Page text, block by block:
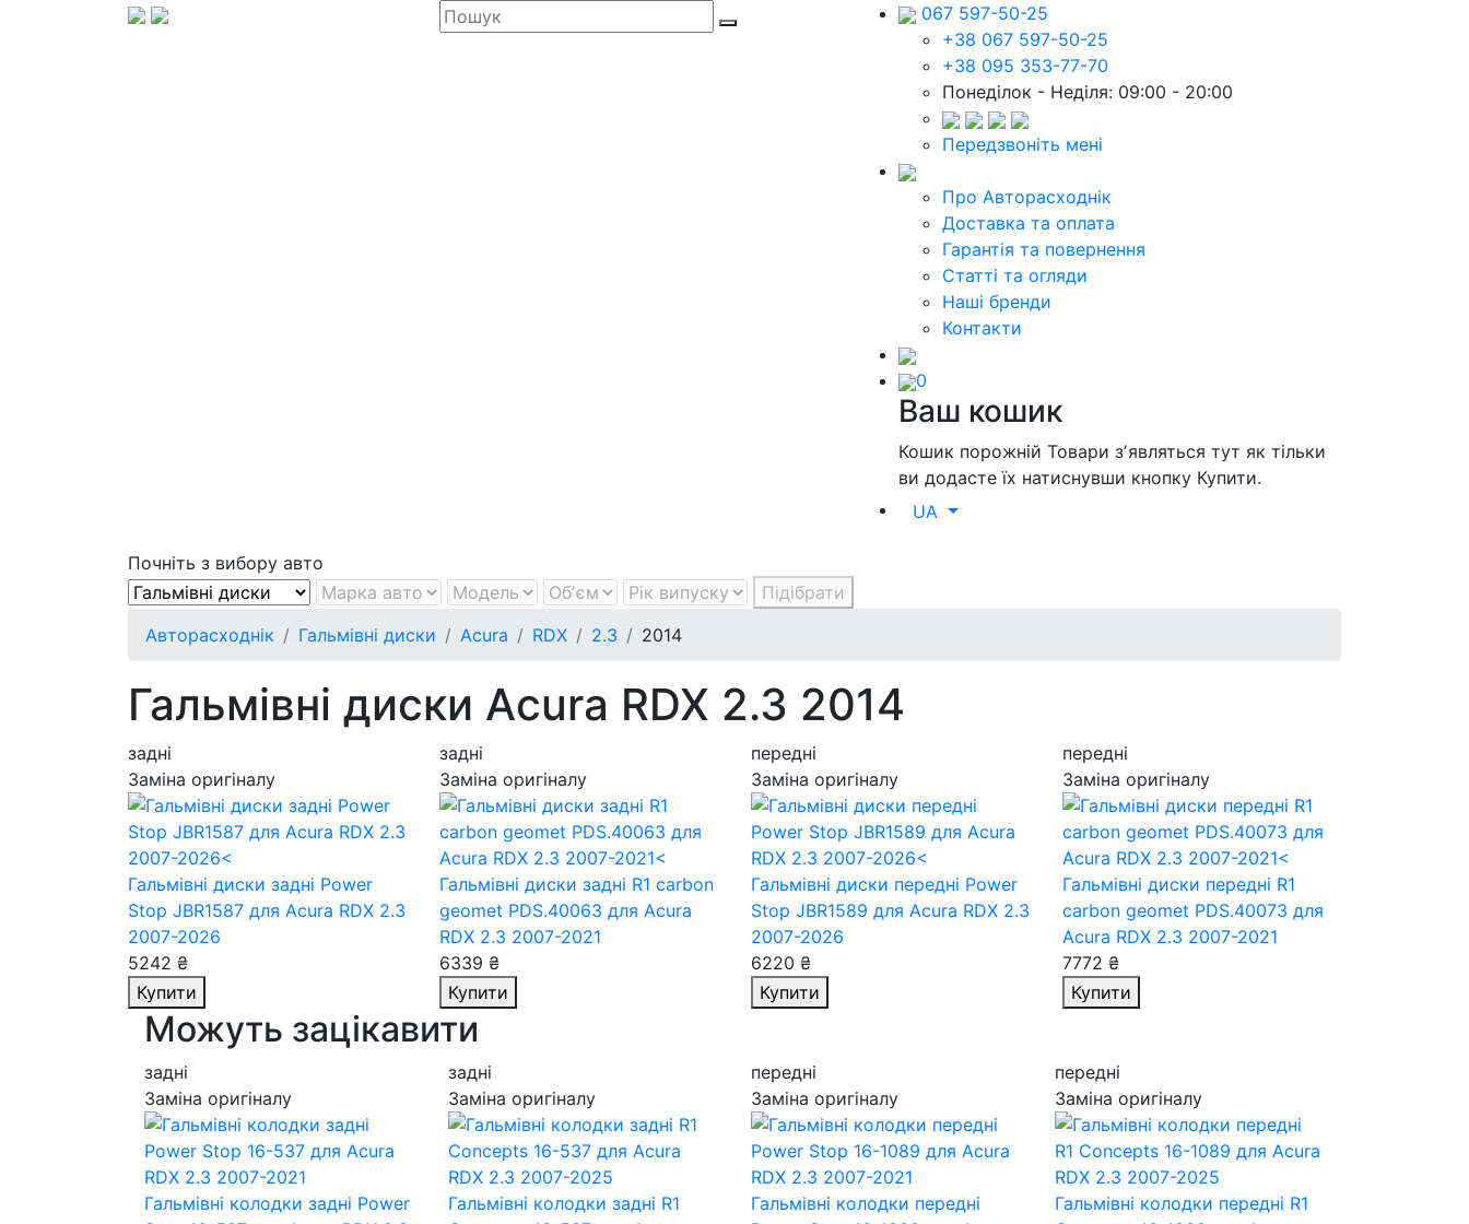
067 597-50-25
+38 067 597-50-25
+38 095 353-77-70
Понеділок - Неділя: 09:00 - 20:00
Передзвоніть мені
Про Авторасходнік
Доставка та оплата
Гарантія та повернення
Статті та огляди
Наші бренди
Контакти
0
Ваш кошик
Кошик порожній Товари зʼявляться тут як тільки
ви додасте їх натиснувши кнопку Купити.
UA
Почніть з вибору авто
Підібрати
Авторасходнік
Гальмівні диски Acura RDX 2.3 2014
Гальмівні диски Acura RDX 2.3 2014
задні
Заміна оригіналу
Гальмівні диски задні Power
Stop JBR1587 для Acura RDX 2.3
2007-2026
5242 ₴
Купити
задні
Заміна оригіналу
Гальмівні диски задні R1 carbon
geomet PDS.40063 для Acura
RDX 2.3 2007-2021
6339 ₴
Купити
передні
Заміна оригіналу
Гальмівні диски передні Power
Stop JBR1589 для Acura RDX 2.3
2007-2026
6220 ₴
Купити
передні
Заміна оригіналу
Гальмівні диски передні R1
carbon geomet PDS.40073 для
Acura RDX 2.3 2007-2021
7772 ₴
Купити
Можуть зацікавити
задні
Заміна оригіналу
Гальмівні колодки задні Power
задні
Заміна оригіналу
Гальмівні колодки задні R1
передні
Заміна оригіналу
Гальмівні колодки передні
передні
Заміна оригіналу
Гальмівні колодки передні R1